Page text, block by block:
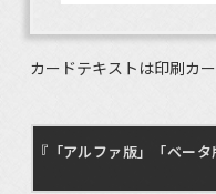
カードテキストは印刷カ
『「アルファ版」「ベー